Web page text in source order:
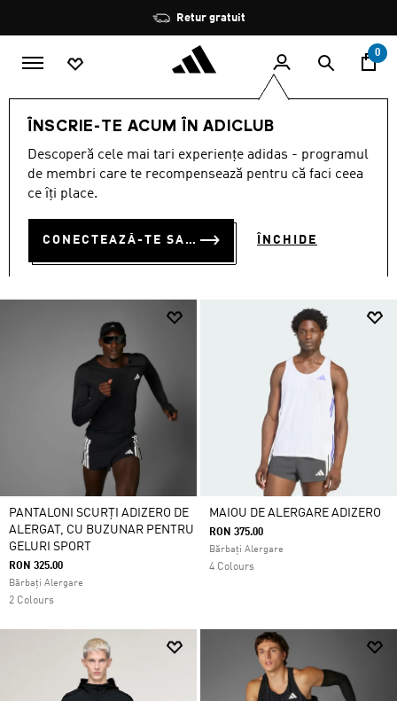
Oprește
rotația
Retur gratuit
0
ÎNSCRIE-TE ACUM ÎN ADICLUB
Descoperă cele mai tari experiențe adidas - programul
de membri care te recompensează pentru că faci ceea
ce îți place.
CONECTEAZĂ-TE SAU ÎNSCRIE-TE ACUM ÎNCHIDE
BĂRBAȚI SPORTURI Alergare Îmbrăcăminte
ÎMBRĂCĂMINTE (213)
PANTALONI SCURȚI ADIZERO DE
ALERGAT, CU BUZUNAR PENTRU
GELURI SPORT
RON 325.00
Bărbați Alergare
2 Colours
MAIOU DE ALERGARE ADIZERO
RON 375.00
Bărbați Alergare
4 Colours